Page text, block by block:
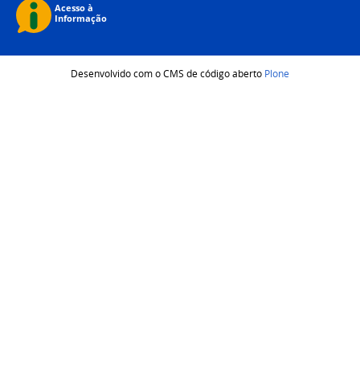
Desenvolvido com o CMS de código aberto Plone